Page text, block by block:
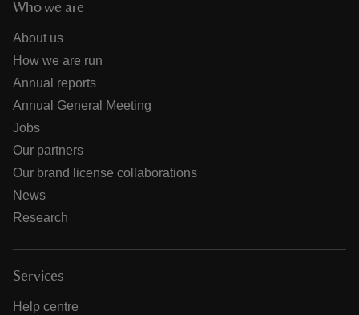
Who we are
About us
How we are run
Annual reports
Annual General Meeting
Jobs
Our partners
Our brand license collaborations
News
Research
Services
Help centre